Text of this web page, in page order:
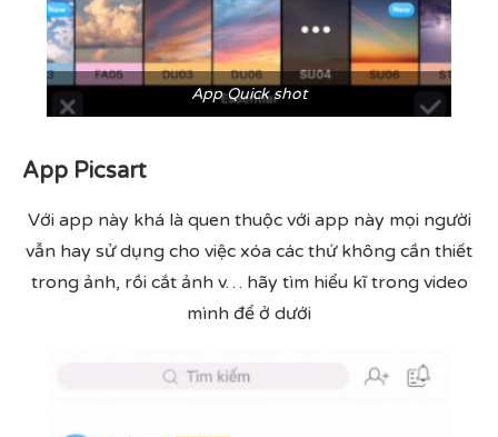
App Quick shot
App Picsart
Với app này khá là quen thuộc với app này mọi người
vẫn hay sử dụng cho việc xóa các thứ không cần thiết
trong ảnh, rồi cắt ảnh v… hãy tìm hiểu kĩ trong video
mình để ở dưới